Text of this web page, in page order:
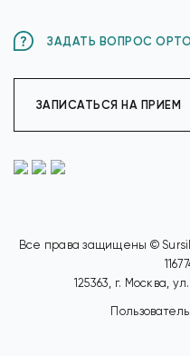
ЗАДАТЬ ВОПРОС
ЗАПИСАТЬСЯ НА ПРИЕМ
Все права защищены ©
125363, г. Москва,